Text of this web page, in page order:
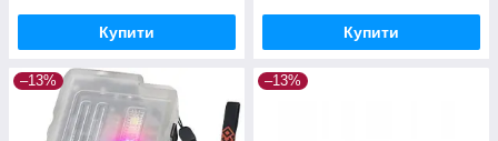
Купити Купити
–13% –13%